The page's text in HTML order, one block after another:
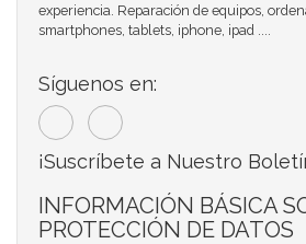
experiencia. Reparación de equipos,
smartphones, tablets, iphone, ipad ....
Síguenos en:
¡Suscríbete a Nuestro
INFORMACIÓN BÁSICA
PROTECCIÓN DE DATOS